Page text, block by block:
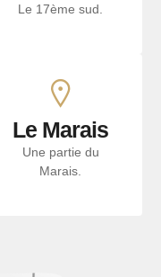
Le 17ème sud.
Le Marais
Une partie du
Marais.